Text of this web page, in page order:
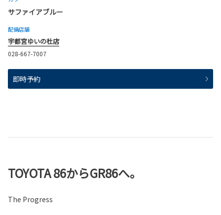
サファイアブルー
配備店舗
宇都宮ゆいの杜店
028-667-7007
即時予約
TOYOTA 86からGR86へ。
The Progress